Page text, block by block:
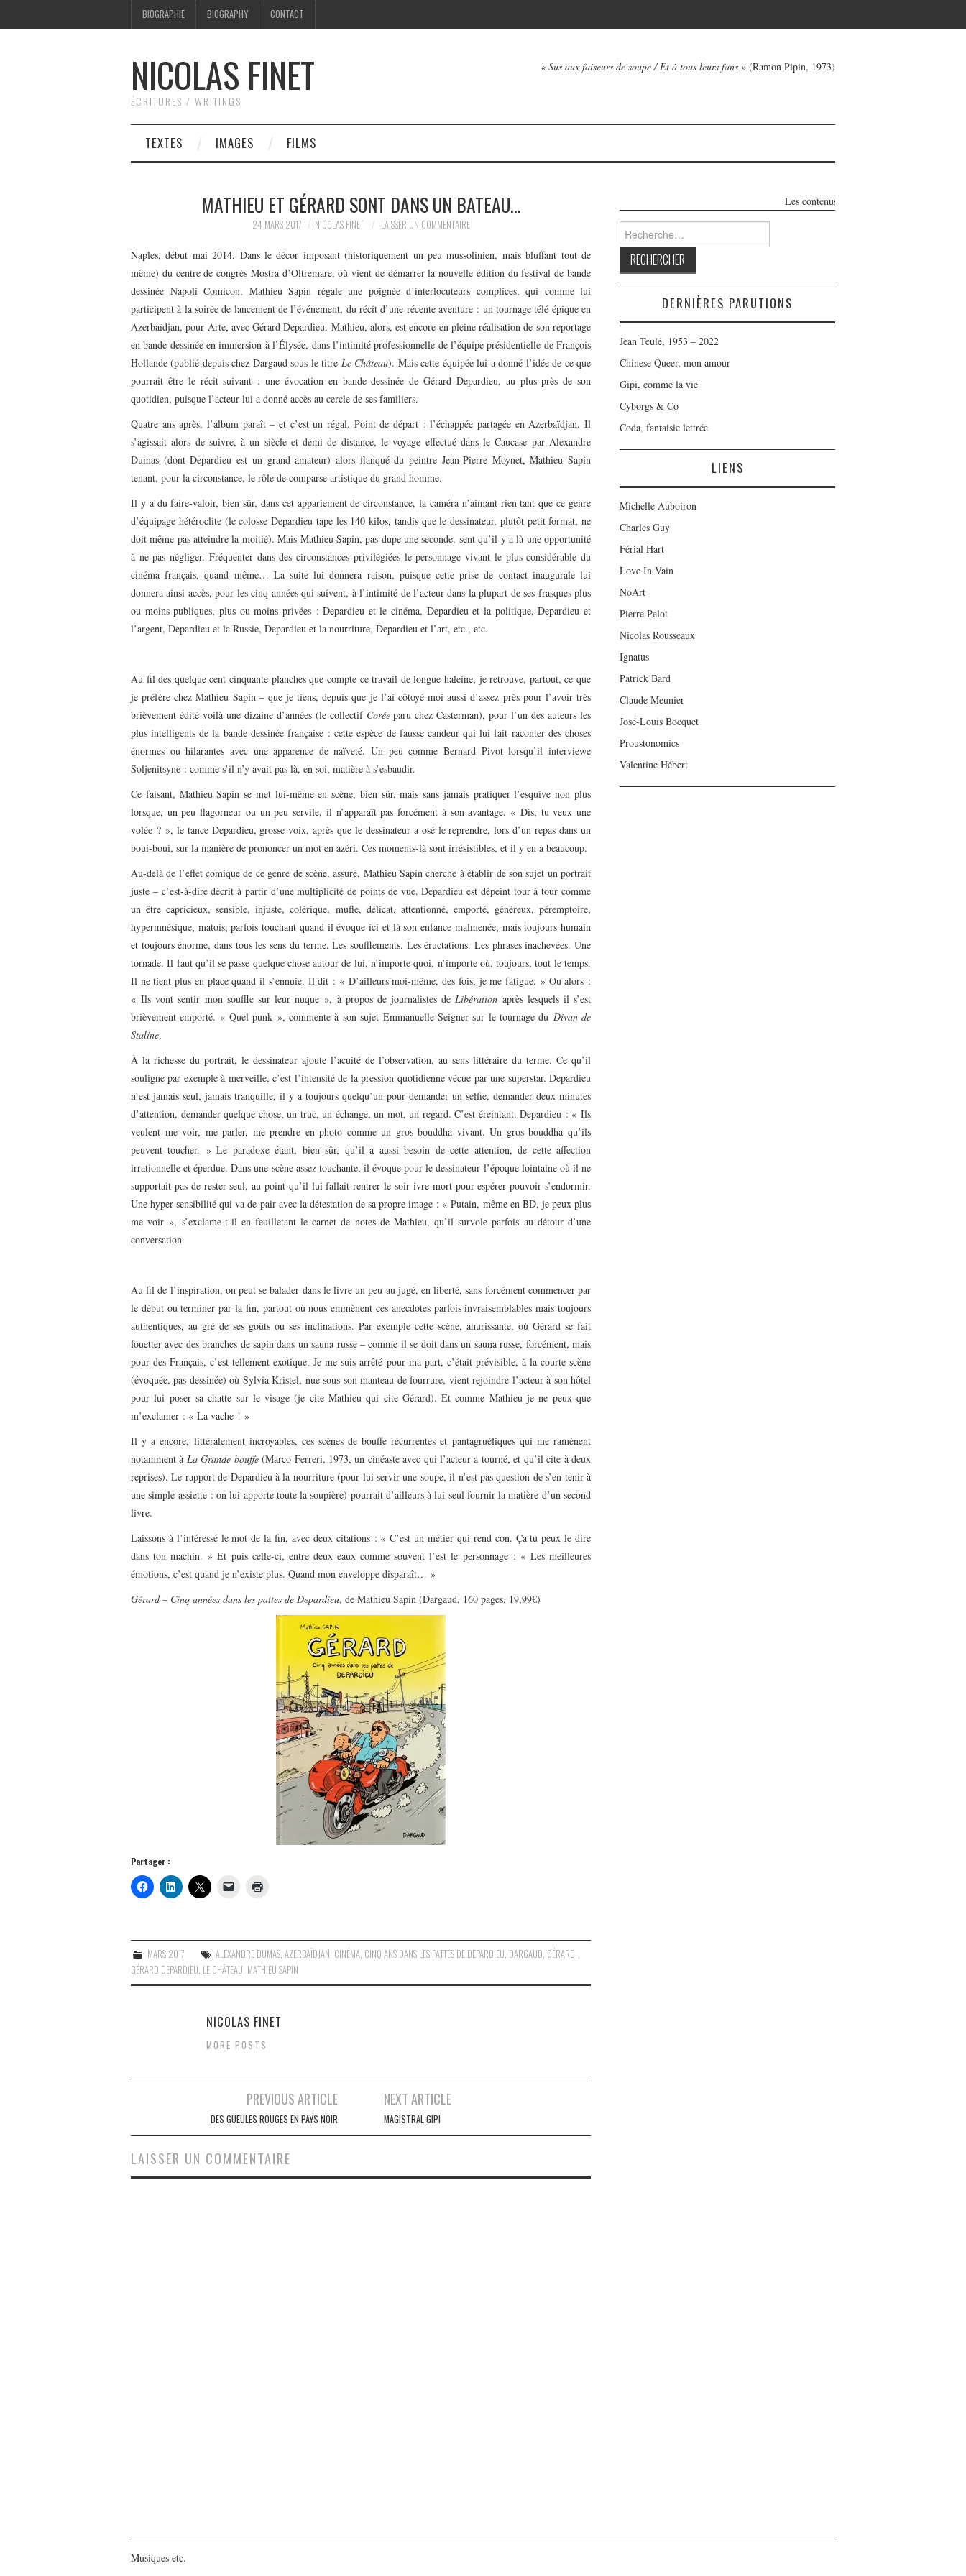
BIOGRAPHIE BIOGRAPHY CONTACT
NICOLAS FINET
ÉCRITURES / WRITINGS
« Sus aux faiseurs de soupe / Et à tous leurs fans » (Ramon Pipin, 1973)
TEXTES IMAGES FILMS
MATHIEU ET GÉRARD SONT DANS UN BATEAU…
24 MARS 2017 NICOLAS FINET LAISSER UN COMMENTAIRE
Naples, début mai 2014. Dans le décor imposant (historiquement un peu mussolinien, mais bluffant tout de
même) du centre de congrès Mostra d’Oltremare, où vient de démarrer la nouvelle édition du festival de bande
dessinée Napoli Comicon, Mathieu Sapin régale une poignée d’interlocuteurs complices, qui comme lui
participent à la soirée de lancement de l’événement, du récit d’une récente aventure : un tournage télé épique en
Azerbaïdjan, pour Arte, avec Gérard Depardieu. Mathieu, alors, est encore en pleine réalisation de son reportage
en bande dessinée en immersion à l’Élysée, dans l’intimité professionnelle de l’équipe présidentielle de François
Hollande (publié depuis chez Dargaud sous le titre Le Château). Mais cette équipée lui a donné l’idée de ce que
pourrait être le récit suivant : une évocation en bande dessinée de Gérard Depardieu, au plus près de son
quotidien, puisque l’acteur lui a donné accès au cercle de ses familiers.
Quatre ans après, l’album paraît – et c’est un régal. Point de départ : l’échappée partagée en Azerbaïdjan. Il
s’agissait alors de suivre, à un siècle et demi de distance, le voyage effectué dans le Caucase par Alexandre
Dumas (dont Depardieu est un grand amateur) alors flanqué du peintre Jean-Pierre Moynet, Mathieu Sapin
tenant, pour la circonstance, le rôle de comparse artistique du grand homme.
Il y a du faire-valoir, bien sûr, dans cet appariement de circonstance, la caméra n’aimant rien tant que ce genre
d’équipage hétéroclite (le colosse Depardieu tape les 140 kilos, tandis que le dessinateur, plutôt petit format, ne
doit même pas atteindre la moitié). Mais Mathieu Sapin, pas dupe une seconde, sent qu’il y a là une opportunité
à ne pas négliger. Fréquenter dans des circonstances privilégiées le personnage vivant le plus considérable du
cinéma français, quand même… La suite lui donnera raison, puisque cette prise de contact inaugurale lui
donnera ainsi accès, pour les cinq années qui suivent, à l’intimité de l’acteur dans la plupart de ses frasques plus
ou moins publiques, plus ou moins privées : Depardieu et le cinéma, Depardieu et la politique, Depardieu et
l’argent, Depardieu et la Russie, Depardieu et la nourriture, Depardieu et l’art, etc., etc.
Au fil des quelque cent cinquante planches que compte ce travail de longue haleine, je retrouve, partout, ce que
je préfère chez Mathieu Sapin – que je tiens, depuis que je l’ai côtoyé moi aussi d’assez près pour l’avoir très
brièvement édité voilà une dizaine d’années (le collectif Coréeparu chez Casterman), pour l’un des auteurs les
plus intelligents de la bande dessinée française : cette espèce de fausse candeur qui lui fait raconter des choses
énormes ou hilarantes avec une apparence de naïveté. Un peu comme Bernard Pivot lorsqu’il interviewe
Soljenitsyne : comme s’il n’y avait pas là, en soi, matière à s’esbaudir.
Ce faisant, Mathieu Sapin se met lui-même en scène, bien sûr, mais sans jamais pratiquer l’esquive non plus
lorsque, un peu flagorneur ou un peu servile, il n’apparaît pas forcément à son avantage. « Dis, tu veux une
volée ? », le tance Depardieu, grosse voix, après que le dessinateur a osé le reprendre, lors d’un repas dans un
boui-boui, sur la manière de prononcer un mot en azéri. Ces moments-là sont irrésistibles, et il y en a beaucoup.
Au-delà de l’effet comique de ce genre de scène, assuré, Mathieu Sapin cherche à établir de son sujet un portrait
juste – c’est-à-dire décrit à partir d’une multiplicité de points de vue. Depardieu est dépeint tour à tour comme
un être capricieux, sensible, injuste, colérique, mufle, délicat, attentionné, emporté, généreux, péremptoire,
hypermnésique, matois, parfois touchant quand il évoque ici et là son enfance malmenée, mais toujours humain
et toujours énorme, dans tous les sens du terme. Les soufflements. Les éructations. Les phrases inachevées. Une
tornade. Il faut qu’il se passe quelque chose autour de lui, n’importe quoi, n’importe où, toujours, tout le temps.
Il ne tient plus en place quand il s’ennuie. Il dit : « D’ailleurs moi-même, des fois, je me fatigue. » Ou alors :
« Ils vont sentir mon souffle sur leur nuque », à propos de journalistes de Libération après lesquels il s’est
brièvement emporté. « Quel punk », commente à son sujet Emmanuelle Seigner sur le tournage du Divan de
Staline.
À la richesse du portrait, le dessinateur ajoute l’acuité de l’observation, au sens littéraire du terme. Ce qu’il
souligne par exemple à merveille, c’est l’intensité de la pression quotidienne vécue par une superstar. Depardieu
n’est jamais seul, jamais tranquille, il y a toujours quelqu’un pour demander un selfie, demander deux minutes
d’attention, demander quelque chose, un truc, un échange, un mot, un regard. C’est éreintant. Depardieu : « Ils
veulent me voir, me parler, me prendre en photo comme un gros bouddha vivant. Un gros bouddha qu’ils
peuvent toucher. » Le paradoxe étant, bien sûr, qu’il a aussi besoin de cette attention, de cette affection
irrationnelle et éperdue. Dans une scène assez touchante, il évoque pour le dessinateur l’époque lointaine où il ne
supportait pas de rester seul, au point qu’il lui fallait rentrer le soir ivre mort pour espérer pouvoir s’endormir.
Une hyper sensibilité qui va de pair avec la détestation de sa propre image : « Putain, même en BD, je peux plus
me voir », s’exclame-t-il en feuilletant le carnet de notes de Mathieu, qu’il survole parfois au détour d’une
conversation.
Au fil de l’inspiration, on peut se balader dans le livre un peu au jugé, en liberté, sans forcément commencer par
le début ou terminer par la fin, partout où nous emmènent ces anecdotes parfois invraisemblables mais toujours
authentiques, au gré de ses goûts ou ses inclinations. Par exemple cette scène, ahurissante, où Gérard se fait
fouetter avec des branches de sapin dans un sauna russe – comme il se doit dans un sauna russe, forcément, mais
pour des Français, c’est tellement exotique. Je me suis arrêté pour ma part, c’était prévisible, à la courte scène
(évoquée, pas dessinée) où Sylvia Kristel, nue sous son manteau de fourrure, vient rejoindre l’acteur à son hôtel
pour lui poser sa chatte sur le visage (je cite Mathieu qui cite Gérard). Et comme Mathieu je ne peux que
m’exclamer : « La vache ! »
Il y a encore, littéralement incroyables, ces scènes de bouffe récurrentes et pantagruéliques qui me ramènent
notamment à La Grande bouffe(Marco Ferreri, 1973, un cinéaste avec qui l’acteur a tourné, et qu’il cite à deux
reprises). Le rapport de Depardieu à la nourriture (pour lui servir une soupe, il n’est pas question de s’en tenir à
une simple assiette : on lui apporte toute la soupière) pourrait d’ailleurs à lui seul fournir la matière d’un second
livre.
Laissons à l’intéressé le mot de la fin, avec deux citations : « C’est un métier qui rend con. Ça tu peux le dire
dans ton machin. » Et puis celle-ci, entre deux eaux comme souvent l’est le personnage : « Les meilleures
émotions, c’est quand je n’existe plus. Quand mon enveloppe disparaît… »
Gérard – Cinq années dans les pattes de Depardieu, de Mathieu Sapin (Dargaud, 160 pages, 19,99€)
Partager :
MARS 2017 ALEXANDRE DUMAS ,AZERBAÏDJAN CINÉMA CINQ ANS DANS LES PATTES DE DEPARDIEU DARGAUD GÉRARD
GÉRARD DEPARDIEU LE CHÂTEAU MATHIEU SAPIN
NICOLAS FINET
MORE POSTS
articles
PREVIOUS ARTICLE
DES GUEULES ROUGES EN PAYS NOIR
NEXT ARTICLE
MAGISTRAL GIPI
LAISSER UN COMMENTAIRE
Les contenus de ce blog honnête et 100%
Rechercher :
DERNIÈRES PARUTIONS
Jean Teulé, 1953 – 2022
Chinese Queer, mon amour
Gipi, comme la vie
Cyborgs & Co
Coda, fantaisie lettrée
LIENS
Michelle Auboiron
Charles Guy
Férial Hart
Love In Vain
NoArt
Pierre Pelot
Nicolas Rousseaux
Ignatus
Patrick Bard
Claude Meunier
José-Louis Bocquet
Proustonomics
Valentine Hébert
Musiques etc.